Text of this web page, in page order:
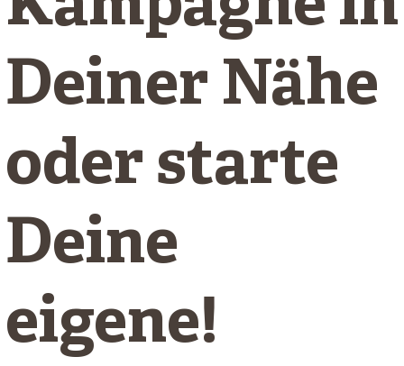
Deiner Nähe
oder starte
Deine
eigene!